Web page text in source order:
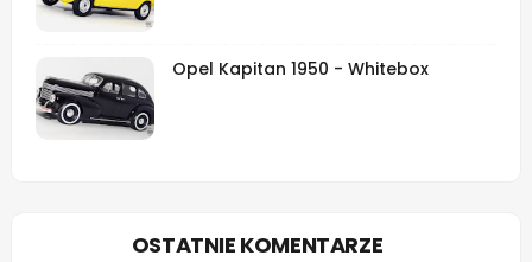
Opel Kapitan 1950 - Whitebox
OSTATNIE KOMENTARZE